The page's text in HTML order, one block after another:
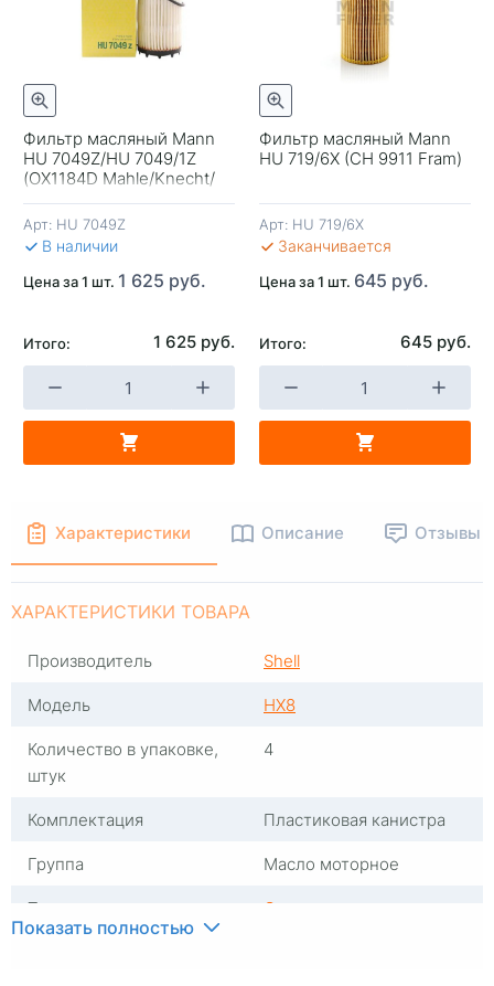
Фильтр масляный Mann
HU 7049Z/HU 7049/1Z
(OX1184D Mahle/Knecht/
Оригинал VAG
06M198405F)
Арт: HU 7049Z
В наличии
Цена за 1 шт. 1 625 руб.
Итого: 1 625 руб.
Фильтр масляный Mann
HU 719/6X (CH 9911 Fram)
Арт: HU 719/6X
Заканчивается
Цена за 1 шт. 645 руб.
Итого: 645 руб.
+
КОРЗИНУ
-
В КОРЗИНУ
Характеристики Описание Отзывы
ХАРАКТЕРИСТИКИ ТОВАРА
Производитель
Shell
Модель
HX8
Количество в упаковке,
штук
4
Комплектация
Пластиковая канистра
Группа
Масло моторное
Тип масла
Синтетика
Показать полностью